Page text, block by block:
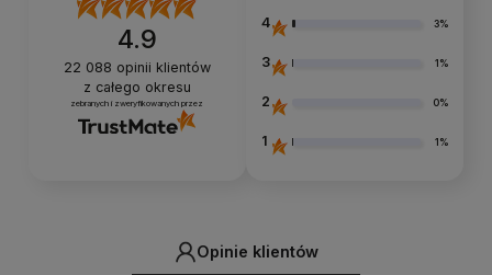
4.9
22 088 opinii klientów
z całego okresu
zebranych i zweryfikowanych przez
4 3%
3 1%
2 0%
1 1%
Opinie klientów